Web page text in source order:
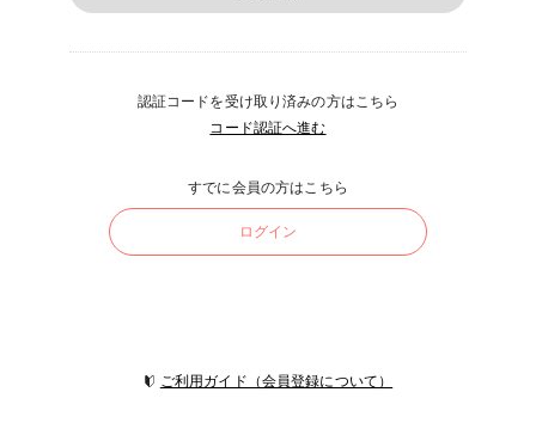
認証コードを受け取り済みの方はこちら
コード認証へ進む
すでに会員の方はこちら
ログイン
ご利用ガイド（会員登録について）